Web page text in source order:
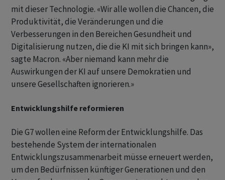
mit dieser Technologie. «Wir alle wollen die Chancen, die
Produktivität, die Veränderungen und die
Verbesserungen in den Bereichen Gesundheit und
Digitalisierung nutzen, die die KI mit sich bringen kann»,
sagte Macron. «Aber niemand kann mehr die
Auswirkungen der KI auf unsere Demokratien und
unsere Gesellschaften ignorieren.»
Entwicklungshilfe reformieren
Die G7 wollen eine Reform der Entwicklungshilfe. Das
bestehende System der internationalen
Entwicklungszusammenarbeit müsse erneuert werden,
um den Bedürfnissen künftiger Generationen und den